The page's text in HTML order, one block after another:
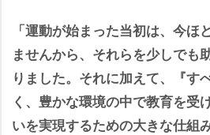
「運動が始まった当初は、今ほ
ませんから、それらを少しでも
りました。それに加えて、『す
く、豊かな環境の中で教育を受
いを実現するための大きな仕組